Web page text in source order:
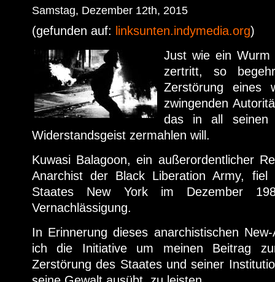
Samstag, Dezember 12th, 2015
(gefunden auf: linksunten.indymedia.org)
Just wie ein
zertritt, so
Zerstörung eines
zwingenden
das in all seinen
Widerstandsgeist zermahlen will.
Kuwasi Balagoon, ein außerordentlicher
Anarchist der Black Liberation Army,
Staates New York im Dezember
Vernachlässigung.
In Erinnerung dieses anarchistischen
ich die Initiative um meinen Beitrag
Zerstörung des Staates und seiner